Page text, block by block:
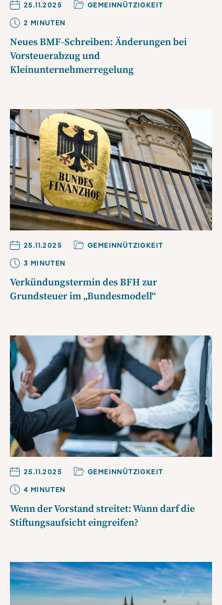
25.11.2025
GEMEINNÜTZIGKEIT
2 MINUTEN
Neues BMF-Schreiben: Änderungen bei
Vorsteuerabzug und
Kleinunternehmerregelung
25.11.2025
GEMEINNÜTZIGKEIT
3 MINUTEN
Verkündungstermin des BFH zur
Grundsteuer im „Bundesmodell“
25.11.2025
GEMEINNÜTZIGKEIT
4 MINUTEN
Wenn der Vorstand streitet: Wann darf die
Stiftungsaufsicht eingreifen?